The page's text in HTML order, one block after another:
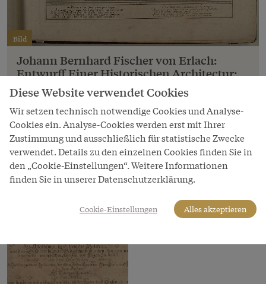
Bild
Johann Bernhard Fischer von Erlach:
Entwurff Einer Historischen Architectur:
Titelkupfer, Erstes Buch, Leipzig, 1725
Einer Historischen Architectur: Titelkupfer, Erstes
Buch, Leipzig, 1725
Copyright
Universitätsbibliothek Heidelberg
Diese Website verwendet Cookies
Wir setzen technisch notwendige Cookies und Analyse-
Cookies ein. Analyse-Cookies werden erst mit Ihrer
Zustimmung und ausschließlich für statistische Zwecke
verwendet. Details zu den einzelnen Cookies finden Sie in
den „Cookie-Einstellungen“. Weitere Informationen
finden Sie in unserer Datenschutzerklärung.
Cookie-Einstellungen Alles akzeptieren